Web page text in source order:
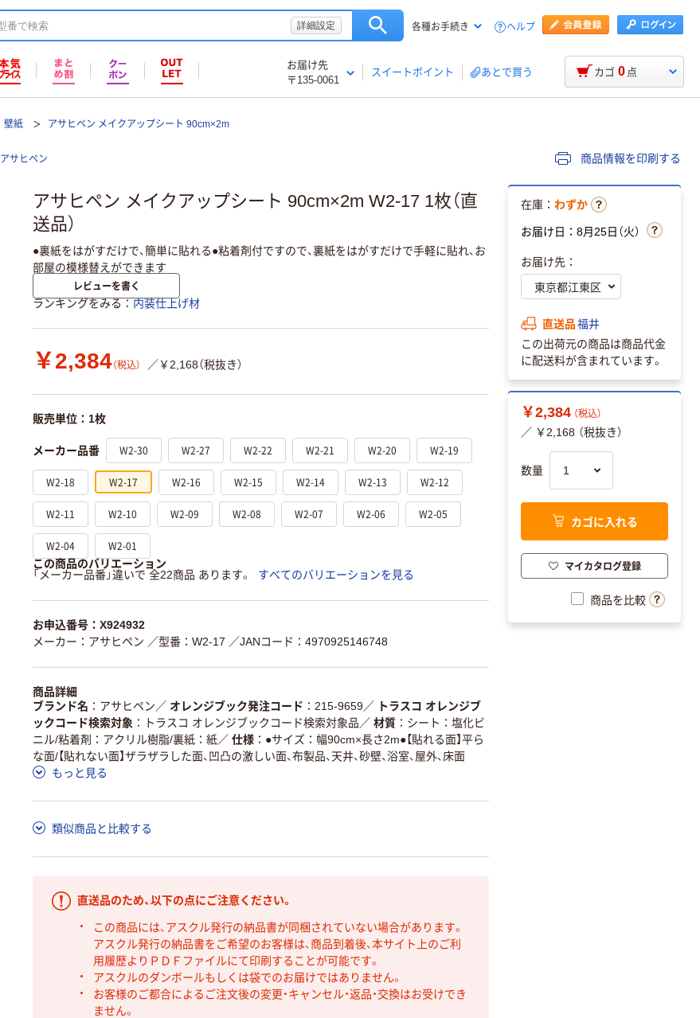
詳細設定 各種お手続き ヘルプ
お届け先
〒135-0061
スイートポイント あとで買う カゴ 0 点
壁紙 アサヒペン メイクアップシート 90cm×2m
アサヒペン 商品情報を印刷する
アサヒペン メイクアップシート 90cm×2m W2-17 1枚（直
送品）
●裏紙をはがすだけで、簡単に貼れる●粘着剤付ですので、裏紙をはがすだけで手軽に貼れ、お
部屋の模様替えができます
レビューを書く
ランキングをみる 内装仕上げ材
￥2,384（税込） ／￥2,168（税抜き）
販売単位：1枚
メーカー品番 W2-30 W2-27 W2-22 W2-21 W2-20 W2-19
W2-18 W2-17 W2-16 W2-15 W2-14 W2-13 W2-12
W2-11 W2-10 W2-09 W2-08 W2-07 W2-06 W2-05
W2-04 W2-01
この商品のバリエーション
「メーカー品番」違いで 全22商品 あります。
すべてのバリエーションを見る
お申込番号：X924932
メーカー：アサヒペン ／型番：W2-17 ／JANコード：4970925146748
商品詳細
ブランド名
アサヒペン ／ オレンジブック発注コード 215-9659／ トラスコ オレンジブ
ックコード検索対象
トラスコ オレンジブックコード検索対象品 ／ 材質
シート：塩化ビ
ニル/粘着剤：アクリル樹脂/裏紙：紙／ 仕様
●サイズ：幅90cm×長さ2m●【貼れる面】平ら
な面/【貼れない面】ザラザラした面、凹凸の激しい面、布製品、天井、砂壁、浴室、屋外、床面
もっと見る
類似商品と比較する
直送品のため、以下の点にご注意ください。
この商品には、アスクル発行の納品書が同梱されていない場合があります。
アスクル発行の納品書をご希望のお客様は、商品到着後、本サイト上のご利
用履歴よりＰＤＦファイルにて印刷することが可能です。
アスクルのダンボールもしくは袋でのお届けではありません。
お客様のご都合によるご注文後の変更・キャンセル・返品・交換はお受けでき
ません。
在庫： わずか
お届け日：8月25日（火）
お届け先：
直送品福井
この出荷元の商品は商品代金
に配送料が含まれています。
￥2,384 （税込）
／ ￥2,168 （税抜き）
数量
カゴに入れる
マイカタログ登録
商品を比較